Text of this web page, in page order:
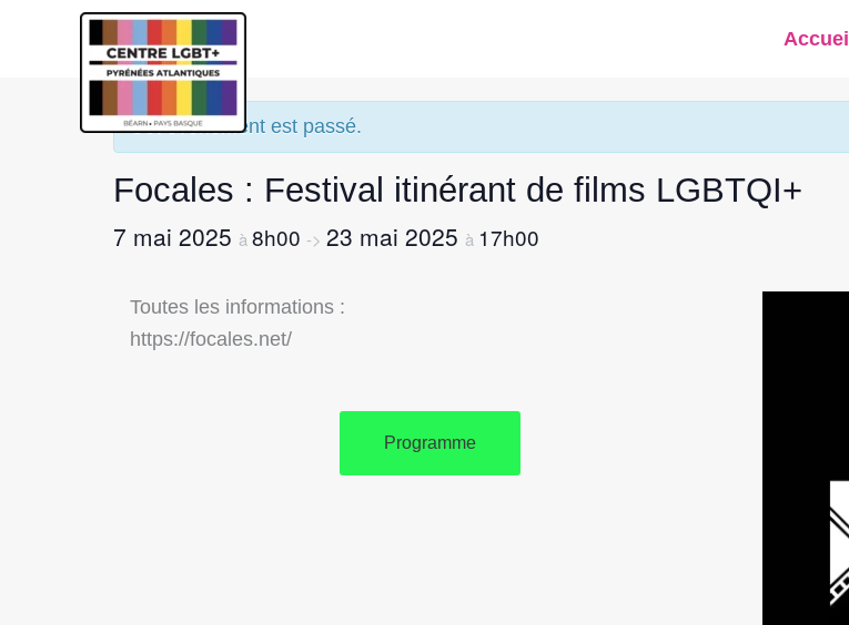
Accueil
« Tous les Évènements
Cet évènement est passé.
Focales : Festival itinérant de films LGBTQI+
7 mai 2025 à 8h00 -> 23 mai 2025 à 17h00
Toutes les informations :
https://focales.net/
Programme